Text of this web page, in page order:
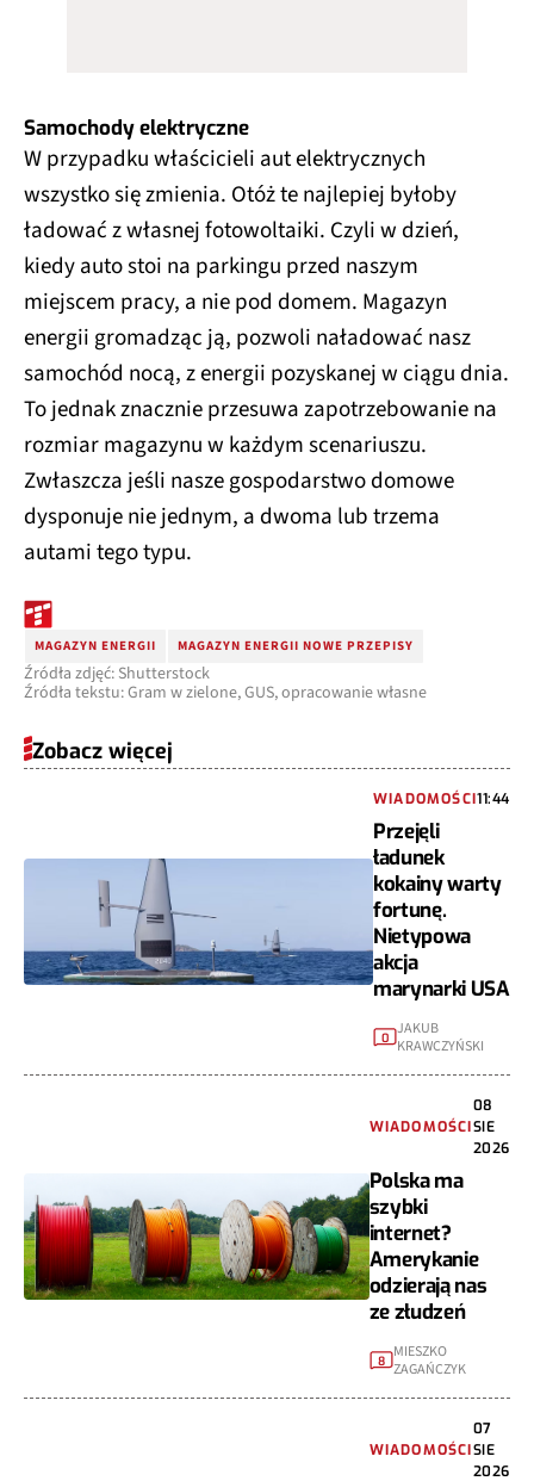
Samochody elektryczne
W przypadku właścicieli aut elektrycznych
wszystko się zmienia. Otóż te najlepiej byłoby
ładować z własnej fotowoltaiki. Czyli w dzień,
kiedy auto stoi na parkingu przed naszym
miejscem pracy, a nie pod domem. Magazyn
energii gromadząc ją, pozwoli naładować nasz
samochód nocą, z energii pozyskanej w ciągu dnia.
To jednak znacznie przesuwa zapotrzebowanie na
rozmiar magazynu w każdym scenariuszu.
Zwłaszcza jeśli nasze gospodarstwo domowe
dysponuje nie jednym, a dwoma lub trzema
autami tego typu.
MAGAZYN ENERGII MAGAZYN ENERGII NOWE PRZEPISY
Źródła zdjęć: Shutterstock
Źródła tekstu: Gram w zielone, GUS, opracowanie własne
Zobacz więcej
WIADOMOŚCI11:44
Przejęli
ładunek
kokainy warty
fortunę.
Nietypowa
akcja
marynarki USA
0 JAKUB
KRAWCZYŃSKI
WIADOMOŚCI
08
SIE
2026
Polska ma
szybki
internet?
Amerykanie
odzierają nas
ze złudzeń
8 MIESZKO
ZAGAŃCZYK
WIADOMOŚCI
07
SIE
2026